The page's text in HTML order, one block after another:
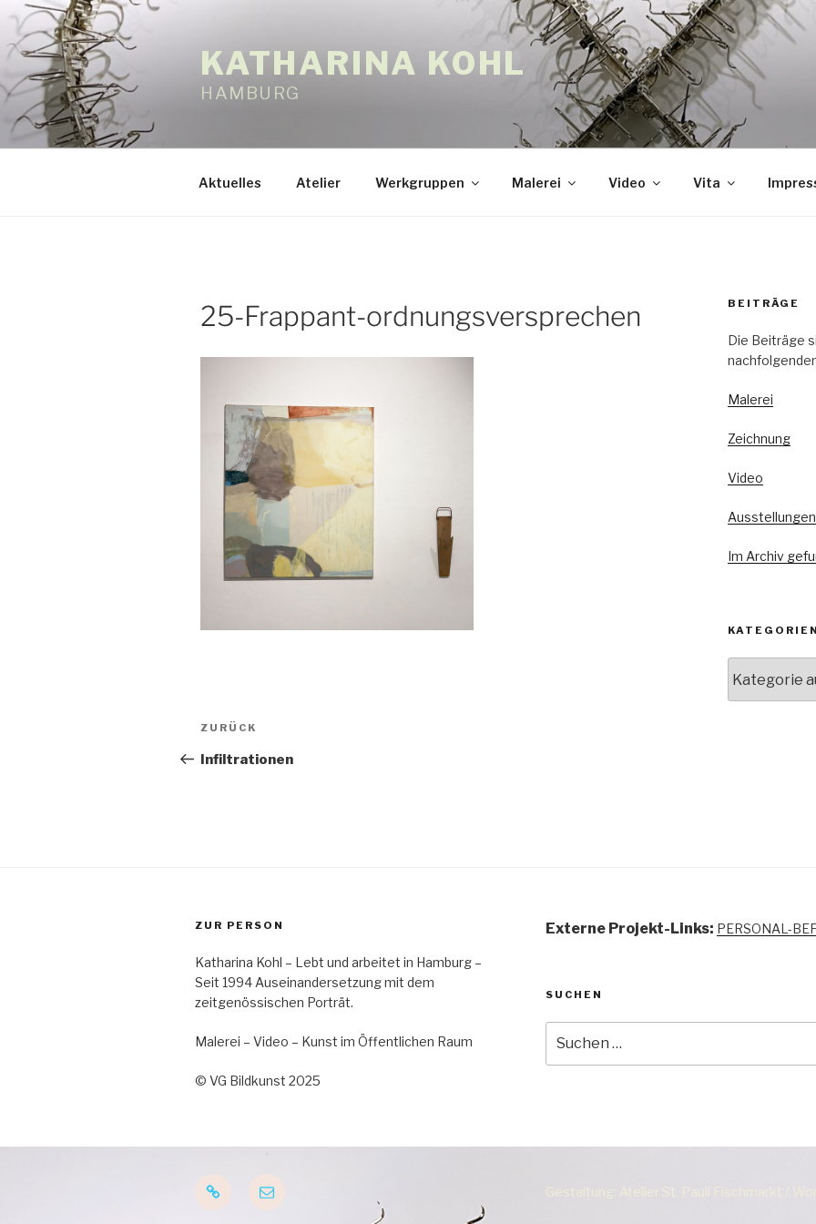
Zum
Inhalt
springen
KATHARINA KOHL
HAMBURG
Aktuelles Atelier Werkgruppen Malerei Video Vita
25-Frappant-ordnungsversprechen
Beitragsnavigation
Vorheriger
ZURÜCK
Infiltrationen
BEITRÄGE
Die Beiträge
Malerei
Zeichnung
Video
Ausstellungen
Im Archiv
KATEGORIEN
ZUR PERSON
Katharina Kohl – Lebt und arbeitet in Hamburg –
Seit 1994 Auseinandersetzung mit dem
zeitgenössischen Porträt.
Malerei – Video – Kunst im Öffentlichen Raum
© VG Bildkunst 2025
Externe Projekt-Links: PERSONAL-
SUCHEN
nach:
Startseite
E-